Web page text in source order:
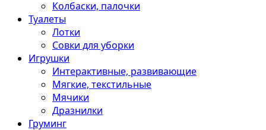
Колбаски, палочки
Туалеты
Лотки
Совки для уборки
Игрушки
Интерактивные, развивающие
Мягкие, текстильные
Мячики
Дразнилки
Груминг